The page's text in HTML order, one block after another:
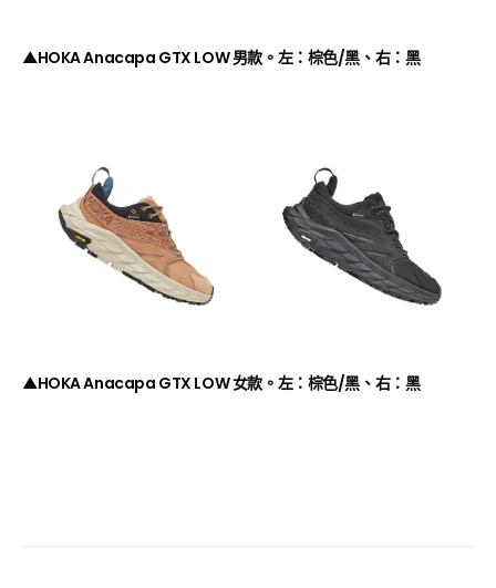
▲HOKA Anacapa GTX LOW 男款。左：棕色/黑、右：黑
▲HOKA Anacapa GTX LOW 女款。左：棕色/黑、右：黑